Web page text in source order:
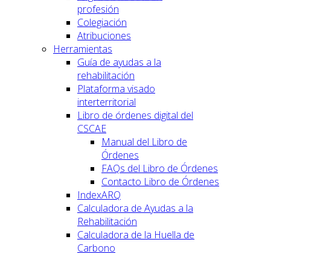
profesión
Colegiación
Atribuciones
Herramientas
Guía de ayudas a la
rehabilitación
Plataforma visado
interterritorial
Libro de órdenes digital del
CSCAE
Manual del Libro de
Órdenes
FAQs del Libro de Órdenes
Contacto Libro de Órdenes
IndexARQ
Calculadora de Ayudas a la
Rehabilitación
Calculadora de la Huella de
Carbono